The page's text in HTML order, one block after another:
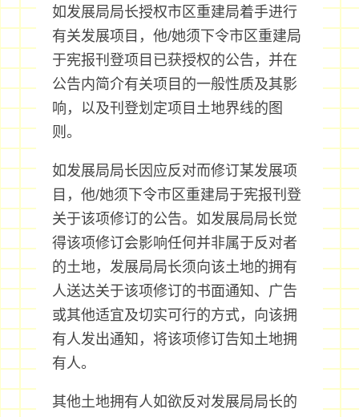
如发展局局长授权市区重建局着手进行
有关发展项目，他/她须下令市区重建局
于宪报刊登项目已获授权的公告，并在
公告内简介有关项目的一般性质及其影
响，以及刊登划定项目土地界线的图
则。
如发展局局长因应反对而修订某发展项
目，他/她须下令市区重建局于宪报刊登
关于该项修订的公告。如发展局局长觉
得该项修订会影响任何并非属于反对者
的土地，发展局局长须向该土地的拥有
人送达关于该项修订的书面通知、广告
或其他适宜及切实可行的方式，向该拥
有人发出通知，将该项修订告知土地拥
有人。
其他土地拥有人如欲反对发展局局长的